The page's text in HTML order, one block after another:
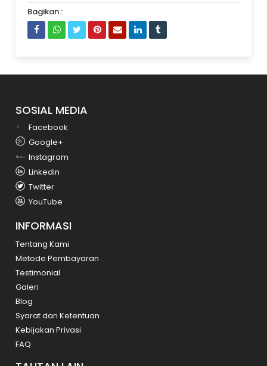
Bagikan :
SOSIAL MEDIA
Facebook
Google+
Instagram
Linkedin
Twitter
YouTube
INFORMASI
Tentang Kami
Metode Pembayaran
Testimonial
Galeri
Blog
Syarat dan Ketentuan
Kebijakan Privasi
FAQ